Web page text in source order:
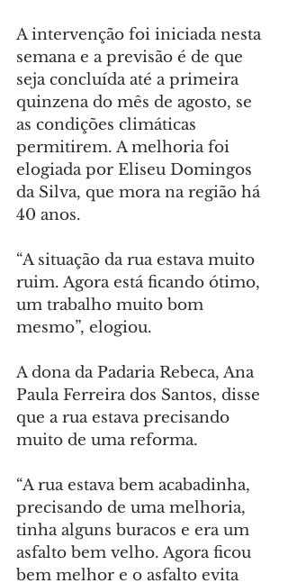
A intervenção foi iniciada nesta
semana e a previsão é de que
seja concluída até a primeira
quinzena do mês de agosto, se
as condições climáticas
permitirem. A melhoria foi
elogiada por Eliseu Domingos
da Silva, que mora na região há
40 anos.
“A situação da rua estava muito
ruim. Agora está ficando ótimo,
um trabalho muito bom
mesmo”, elogiou.
A dona da Padaria Rebeca, Ana
Paula Ferreira dos Santos, disse
que a rua estava precisando
muito de uma reforma.
“A rua estava bem acabadinha,
precisando de uma melhoria,
tinha alguns buracos e era um
asfalto bem velho. Agora ficou
bem melhor e o asfalto evita